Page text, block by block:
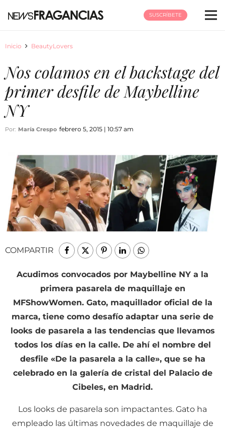
SUSCRÍBETE
Inicio BeautyLovers
Nos colamos en el backstage del
primer desfile de Maybelline
NY
Por: María Crespo febrero 5, 2015 | 10:57 am
COMPARTIR
Acudimos convocados por Maybelline NY a la
primera pasarela de maquillaje en
MFShowWomen. Gato, maquillador oficial de la
marca, tiene como desafío adaptar una serie de
looks de pasarela a las tendencias que llevamos
todos los días en la calle. De ahí el nombre del
desfile «De la pasarela a la calle», que se ha
celebrado en la galería de cristal del Palacio de
Cibeles, en Madrid.
Los looks de pasarela son impactantes. Gato ha
empleado las últimas novedades de maquillaje de